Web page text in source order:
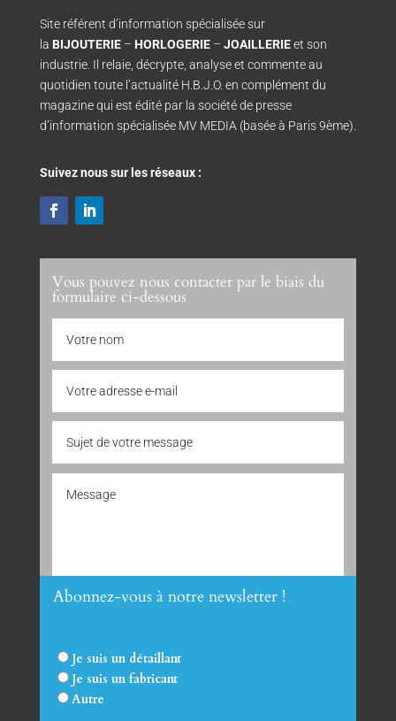
Site référent d’information spécialisée sur
la BIJOUTERIE– HORLOGERIE– JOAILLERIEet son
industrie. Il relaie, décrypte, analyse et commente au
quotidien toute l’actualité H.B.J.O. en complément du
magazine qui est édité par la société de presse
d’information spécialisée MV MEDIA (basée à Paris 9ème).
Suivez nous sur les réseaux :
Vous pouvez nous contacter par le biais du
formulaire ci-dessous
Abonnez-vous à notre newsletter !
Je suis un détaillant
Je suis un fabricant
Autre